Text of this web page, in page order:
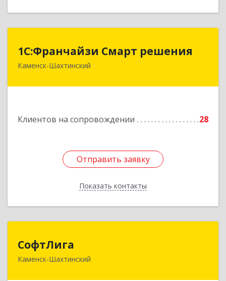
1С:Франчайзи Смарт решения
Каменск-Шахтинский
Клиентов на сопровождении 28
Отправить заявку
Показать контакты
1С:Франчайзи Смарт решения
347800, Ростовская обл, Каменск-Шахтинский г,
Отправить заявку
Назад
СофтЛига
Каменск-Шахтинский
347800, Ростовская обл, Каменск-Шахтинский г,